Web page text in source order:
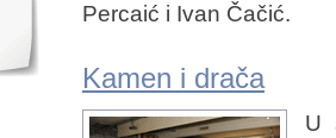
Percaić i Ivan Čačić.
Kamen i drača
U